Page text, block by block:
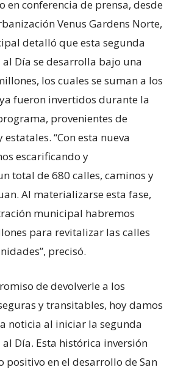
en conferencia de prensa, desde
Venus Gardens Norte,
detalló que esta segunda
al Día se desarrolla bajo una
los cuales se suman a los
fueron invertidos durante la
provenientes de
“Con esta nueva
escarificando y
total de 680 calles, caminos y
Al materializarse esta fase,
municipal habremos
para revitalizar las calles
precisó.
de devolverle a los
y transitables, hoy damos
noticia al iniciar la segunda
al Día. Esta histórica inversión
positivo en el desarrollo de San